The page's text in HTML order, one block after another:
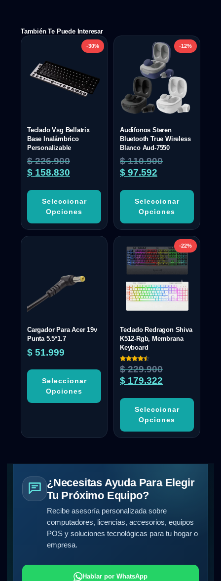
También Te Puede Interesar
-30%
Teclado Vsg Bellatrix
Base Inalámbrico
Personalizable
$226.900
$ 158.830
Seleccionar
Opciones
-12%
Audifonos Steren
Bluetooth True Wireless
Blanco Aud-7550
$110.900
$ 97.592
Seleccionar
Opciones
Cargador Para Acer 19v
Punta 5.5*1.7
$ 51.999
Seleccionar
Opciones
-22%
Teclado Redragon Shiva
K512-Rgb, Membrana
Keyboard
Valorado
con
4.50
de 5
$229.900
$ 179.322
Seleccionar
Opciones
¿Necesitas Ayuda Para Elegir
Tu Próximo Equipo?
Recibe asesoría personalizada sobre
computadores, licencias, accesorios, equipos
POS y soluciones tecnológicas para tu hogar o
empresa.
Hablar por WhatsApp